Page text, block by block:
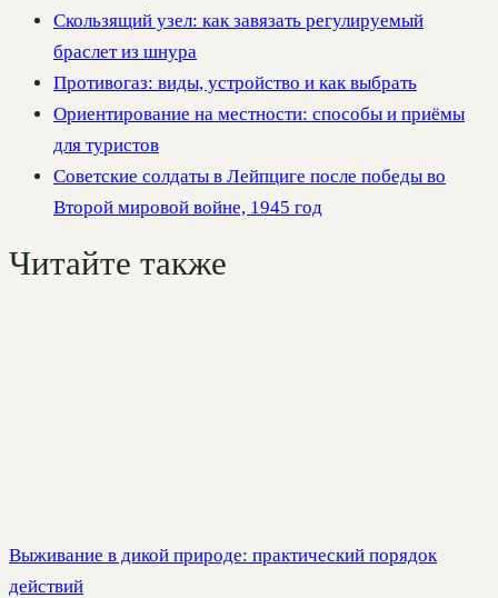
Скользящий узел: как завязать регулируемый
браслет из шнура
Противогаз: виды, устройство и как выбрать
Ориентирование на местности: способы и приёмы
для туристов
Советские солдаты в Лейпциге после победы во
Второй мировой войне, 1945 год
Читайте также
Выживание в дикой природе: практический порядок
действий